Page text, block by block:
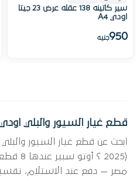
سير كاتينه 138 عقله عرض 23 جيتا
اودي A4
950جنيه
قطع غيار السيور والبلي اودي A4
2025)
مصر — دفع عند الاستلام،